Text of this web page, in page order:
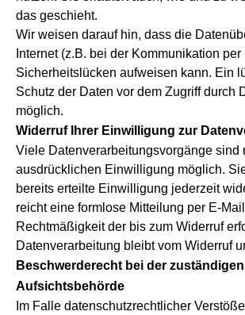
das geschieht.
Wir weisen darauf hin, dass die
Internet (z.B. bei der Kommunikation per
Sicherheitslücken aufweisen kann. Ein
Schutz der Daten vor dem Zugriff durch
möglich.
Widerruf Ihrer Einwilligung zur
Viele Datenverarbeitungsvorgänge sind
ausdrücklichen Einwilligung möglich.
bereits erteilte Einwilligung jederzeit
reicht eine formlose Mitteilung per E-
Rechtmäßigkeit der bis zum Widerruf
Datenverarbeitung bleibt vom Widerruf
Beschwerderecht bei der zuständigen
Aufsichtsbehörde
Im Falle datenschutzrechtlicher